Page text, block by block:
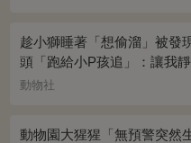
趁小獅睡著「想偷溜」被發
頭「跑給小P孩追」：讓我
動物社
動物園大猩猩「無預警突然